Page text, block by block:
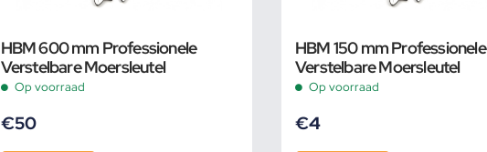
HBM 600 mm Professionele
Verstelbare Moersleutel
Op voorraad
€50
HBM 150 mm Professionele
Verstelbare Moersleutel
Op voorraad
€4